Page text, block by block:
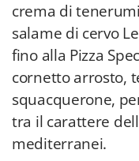
crema di
salame di cervo
fino alla Pizza
cornetto arrosto,
squacquerone,
tra il carattere
mediterranei.